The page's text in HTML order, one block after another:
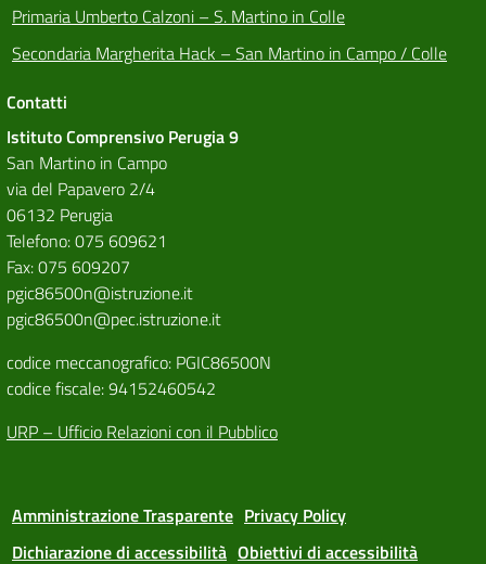
Primaria Umberto Calzoni – S. Martino in Colle
Secondaria Margherita Hack – San Martino in Campo / Colle
Contatti
Istituto Comprensivo Perugia 9
San Martino in Campo
via del Papavero 2/4
06132 Perugia
Telefono: 075 609621
Fax: 075 609207
pgic86500n@istruzione.it
pgic86500n@pec.istruzione.it
codice meccanografico: PGIC86500N
codice fiscale: 94152460542
URP – Ufficio Relazioni con il Pubblico
Amministrazione Trasparente Privacy Policy
Dichiarazione di accessibilità Obiettivi di accessibilità